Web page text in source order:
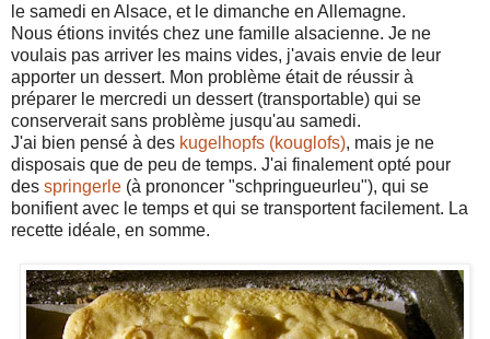
le samedi en Alsace, et le dimanche en Allemagne.
Nous étions invités chez une famille alsacienne. Je ne
voulais pas arriver les mains vides, j'avais envie de leur
apporter un dessert. Mon problème était de réussir à
préparer le mercredi un dessert (transportable) qui se
conserverait sans problème jusqu'au samedi.
J'ai bien pensé à des kugelhopfs (kouglofs), mais je ne
disposais que de peu de temps. J'ai finalement opté pour
des springerle (à prononcer "schpringueurleu"), qui se
bonifient avec le temps et qui se transportent facilement. La
recette idéale, en somme.